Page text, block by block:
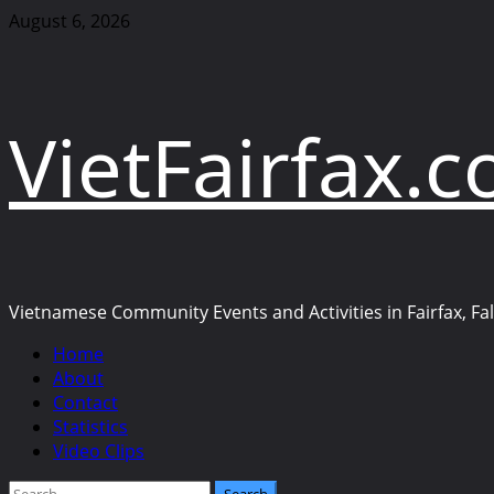
Skip
August 6, 2026
Vietnamese Community Events and Activities in Fairfax,
Primary
Menu
Home
About
Contact
Statistics
Video Clips